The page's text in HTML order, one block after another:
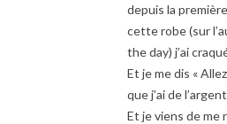
depuis la
cette robe (sur
the day) j’ai
Et je me dis «
que j’ai de
Et je viens de me